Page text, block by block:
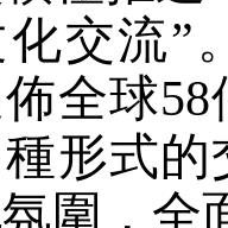
化交流”
全球
形式
圍，全